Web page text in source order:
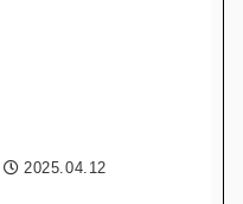
2025.04.12